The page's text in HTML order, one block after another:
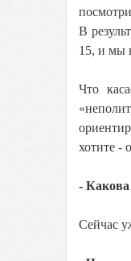
В
15, и мы
Что
хотите -
- Какова
Сейчас